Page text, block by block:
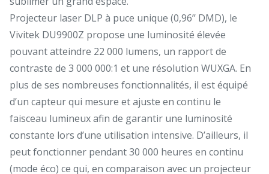
Projecteur laser DLP à puce unique (0,96’’ DMD), le
Vivitek DU9900Z propose une luminosité élevée
pouvant atteindre 22 000 lumens, un rapport de
contraste de 3 000 000:1 et une résolution WUXGA. En
plus de ses nombreuses fonctionnalités, il est équipé
d’un capteur qui mesure et ajuste en continu le
faisceau lumineux afin de garantir une luminosité
constante lors d’une utilisation intensive. D’ailleurs, il
peut fonctionner pendant 30 000 heures en continu
(mode éco) ce qui, en comparaison avec un projecteur